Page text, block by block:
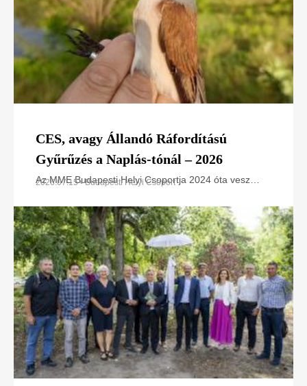
CES, avagy Állandó Ráfordítású
Gyűrűzés a Naplás-tónál – 2026
Az MME Budapesti Helyi Csoportja 2024 óta vesz
Constant Effort Sites) programban a Naplás-tó
területén
2026.07.15 • Budapesti Helyi Csoport